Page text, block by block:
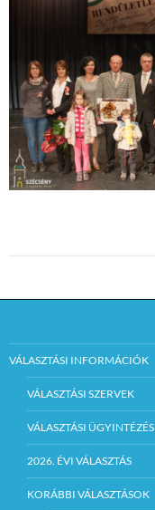
VÁLASZTÁSI INFORMÁCIÓK
VÁLASZTÁSI SZERVEK
VÁLASZTÁSI ÜGYINTÉZÉS
2026. ÉVI VÁLASZTÁS
KORÁBBI VÁLASZTÁSOK